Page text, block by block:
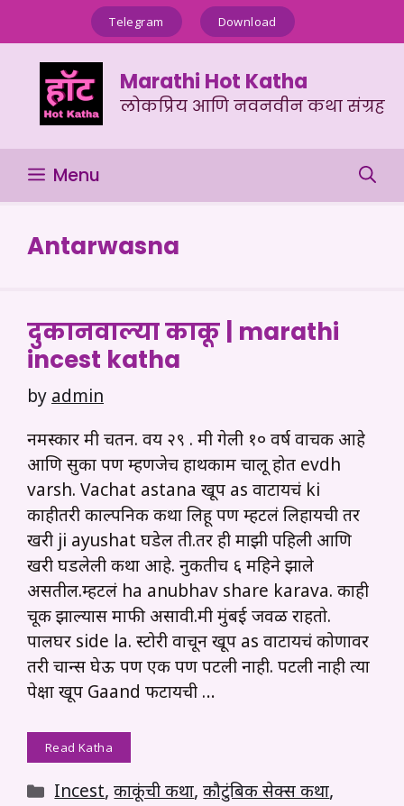
content
Telegram Download
Marathi Hot Katha
लोकप्रिय आणि नवनवीन कथा संग्रह
Menu
Antarwasna
दुकानवाल्या काकू | marathi
incest katha
by admin
नमस्कार मी चिंतन. वय २९ . मी गेली १० वर्ष वाचक आहे
आणि सुका पण म्हणजेच हाथकाम चालू होत evdh
varsh. Vachat astana खूप as वाटायचं ki
काहीतरी काल्पनिक कथा लिहू पण म्हटलं लिहायची तर
खरी ji ayushat घडेल ती.तर ही माझी पहिली आणि
खरी घडलेली कथा आहे. नुकतीच ६ महिने झाले
असतील.म्हटलं ha anubhav share karava. काही
चूक झाल्यास माफी असावी.मी मुंबई जवळ राहतो.
पालघर side la. स्टोरी वाचून खूप as वाटायचं कोणावर
तरी चान्स घेऊ पण एक पण पटली नाही. पटली नाही त्या
पेक्षा खूप Gaand फटायची …
Read Katha
Categories
Incest,काकूंची कथा,कौटुंबिक सेक्स कथा,